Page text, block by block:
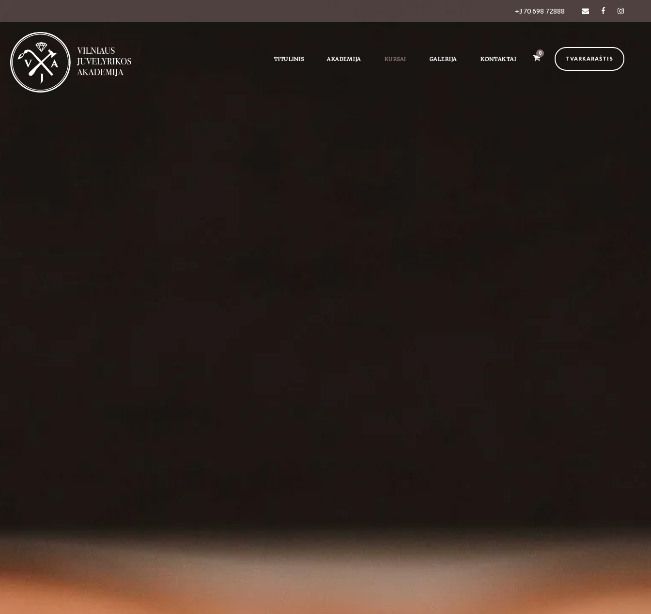
+370 698 72888
TITULINIS AKADEMIJA KURSAI GALERIJA KONTAKTAI
0
TVARKARAŠTIS